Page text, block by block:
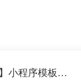
【小程序模板模板制作】小程序模板模板开发平台网站